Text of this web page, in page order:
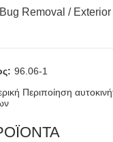
Removal /
96.06-1
Περιποίηση